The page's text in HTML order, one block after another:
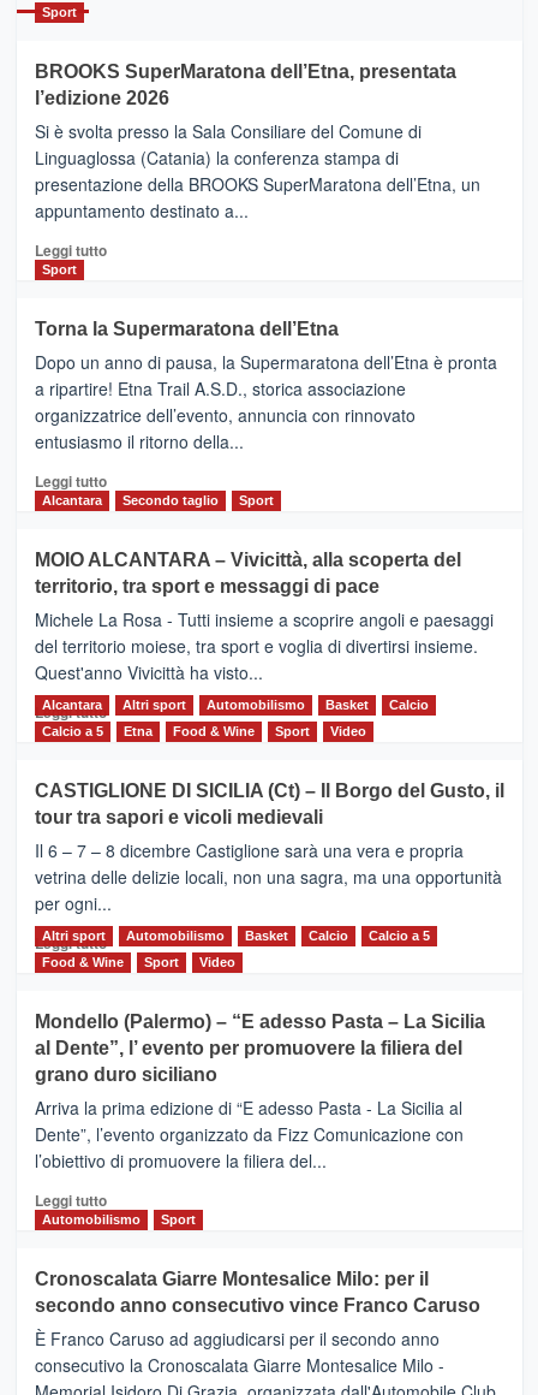
con
la
Al
via
i
collegamenti
Sport
BROOKS SuperMaratona dell’Etna, presentata
l’edizione 2026
Si è svolta presso la Sala Consiliare del Comune di
Linguaglossa (Catania) la conferenza stampa di
presentazione della BROOKS SuperMaratona dell’Etna, un
appuntamento destinato a...
Leggi tuttoLeggi
BROOKS
SuperMaratona
dell’Etna,
presentata
l’edizione
2026
Sport
Torna la Supermaratona dell’Etna
Dopo un anno di pausa, la Supermaratona dell’Etna è pronta
a ripartire! Etna Trail A.S.D., storica associazione
organizzatrice dell’evento, annuncia con rinnovato
entusiasmo il ritorno della...
Leggi tuttoLeggi
Torna
la
Supermaratona
dell’Etna
Alcantara Secondo taglio Sport
MOIO ALCANTARA – Vivicittà, alla scoperta del
territorio, tra sport e messaggi di pace
Michele La Rosa - Tutti insieme a scoprire angoli e paesaggi
del territorio moiese, tra sport e voglia di divertirsi insieme.
Quest'anno Vivicittà ha visto...
Leggi tutto Leggi
MOIO
ALCANTARA
–
Vivicittà,
alla
scoperta
del
territorio,
e
messaggi
di
Alcantara Altri sport Automobilismo Basket
Calcio
Calcio a 5
Etna Food & Wine Sport Video
CASTIGLIONE DI SICILIA (Ct) – Il Borgo del Gusto, il
tour tra sapori e vicoli medievali
Il 6 – 7 – 8 dicembre Castiglione sarà una vera e propria
vetrina delle delizie locali, non una sagra, ma una opportunità
per ogni...
Leggi tuttoLeggi
di
CASTIGLIONE
DI
SICILIA
(Ct)
–
Il
Borgo
Gusto,
il
tra
sapori
vicoli
medievali
Altri sport Automobilismo Basket Calcio
Calcio a 5
Food & Wine
Sport Video
Mondello (Palermo) – “E adesso Pasta – La Sicilia
al Dente”, l’ evento per promuovere la filiera del
grano duro siciliano
Arriva la prima edizione di “E adesso Pasta - La Sicilia al
Dente”, l’evento organizzato da Fizz Comunicazione con
l’obiettivo di promuovere la filiera del...
Leggi tuttoLeggi
di
Mondello
(Palermo)
–
“E
adesso
Automobilismo Sport
Cronoscalata Giarre Montesalice Milo: per il
secondo anno consecutivo vince Franco Caruso
È Franco Caruso ad aggiudicarsi per il secondo anno
consecutivo la Cronoscalata Giarre Montesalice Milo -